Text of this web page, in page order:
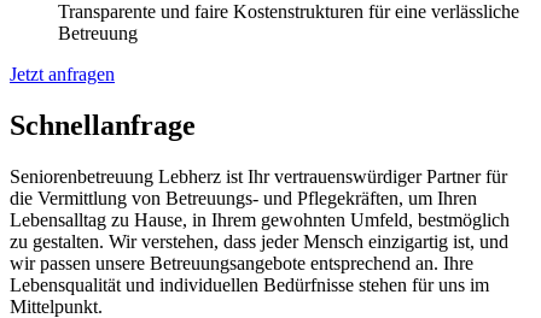
Transparente und faire Kostenstrukturen für eine verlässliche
Betreuung
Jetzt anfragen
Schnell­anfrage
Seniorenbetreuung Lebherz ist Ihr vertrauenswürdiger Partner für
die Vermittlung von Betreuungs- und Pflegekräften, um Ihren
Lebensalltag zu Hause, in Ihrem gewohnten Umfeld, bestmöglich
zu gestalten. Wir verstehen, dass jeder Mensch einzigartig ist, und
wir passen unsere Betreuungsangebote entsprechend an. Ihre
Lebensqualität und individuellen Bedürfnisse stehen für uns im
Mittelpunkt.